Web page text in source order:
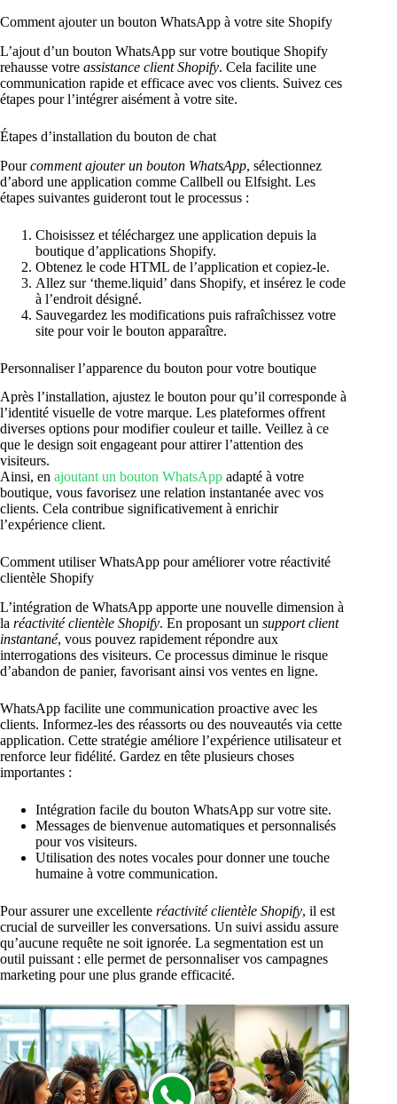
Comment ajouter un bouton WhatsApp à votre site Shopify
L’ajout d’un bouton WhatsApp sur votre boutique Shopify
rehausse votre assistance client Shopify. Cela facilite une
communication rapide et efficace avec vos clients. Suivez ces
étapes pour l’intégrer aisément à votre site.
Étapes d’installation du bouton de chat
Pourcomment ajouter un bouton WhatsApp, sélectionnez
d’abord une application comme Callbell ou Elfsight. Les
étapes suivantes guideront tout le processus :
Choisissez et téléchargez une application depuis la
boutique d’applications Shopify.
Obtenez le code HTML de l’application et copiez-le.
Allez sur ‘theme.liquid’ dans Shopify, et insérez le code
à l’endroit désigné.
Sauvegardez les modifications puis rafraîchissez votre
site pour voir le bouton apparaître.
Personnaliser l’apparence du bouton pour votre boutique
Après l’installation, ajustez le bouton pour qu’il corresponde à
l’identité visuelle de votre marque. Les plateformes offrent
diverses options pour modifier couleur et taille. Veillez à ce
que le design soit engageant pour attirer l’attention des
visiteurs.
Ainsi, en ajoutant un bouton WhatsApp adapté à votre
boutique, vous favorisez une relation instantanée avec vos
clients. Cela contribue significativement à enrichir
l’expérience client.
Comment utiliser WhatsApp pour améliorer votre réactivité
clientèle Shopify
L’intégration de WhatsApp apporte une nouvelle dimension à
la réactivité clientèle Shopify. En proposant un support client
instantané, vous pouvez rapidement répondre aux
interrogations des visiteurs. Ce processus diminue le risque
d’abandon de panier, favorisant ainsi vos ventes en ligne.
WhatsApp facilite une communication proactive avec les
clients. Informez-les des réassorts ou des nouveautés via cette
application. Cette stratégie améliore l’expérience utilisateur et
renforce leur fidélité. Gardez en tête plusieurs choses
importantes :
Intégration facile du bouton WhatsApp sur votre site.
Messages de bienvenue automatiques et personnalisés
pour vos visiteurs.
Utilisation des notes vocales pour donner une touche
humaine à votre communication.
Pour assurer une excellente réactivité clientèle Shopify, il est
crucial de surveiller les conversations. Un suivi assidu assure
qu’aucune requête ne soit ignorée. La segmentation est un
outil puissant : elle permet de personnaliser vos campagnes
marketing pour une plus grande efficacité.